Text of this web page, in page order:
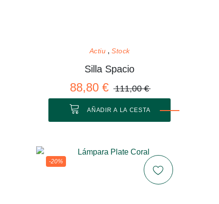
Actiu Stock
Silla Spacio
88,80 € 111,00 €
AÑADIR A LA CESTA
-20%